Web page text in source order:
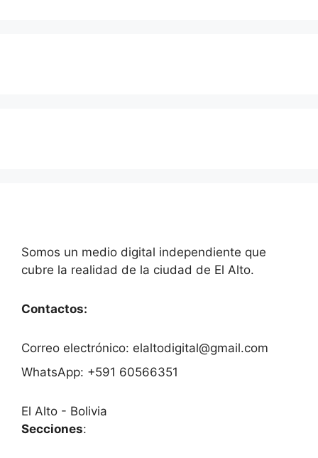
Somos un medio digital independiente que
cubre la realidad de la ciudad de El Alto.
Contactos:
Correo electrónico: elaltodigital@gmail.com
WhatsApp: +591 60566351
El Alto - Bolivia
Secciones: